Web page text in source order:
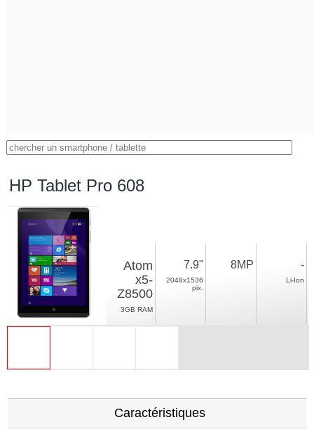
HP Tablet Pro 608
Atom
x5-
Z8500
3GB RAM
7.9"
2048x1536
pix.
8MP -
Li-Ion
Caractéristiques